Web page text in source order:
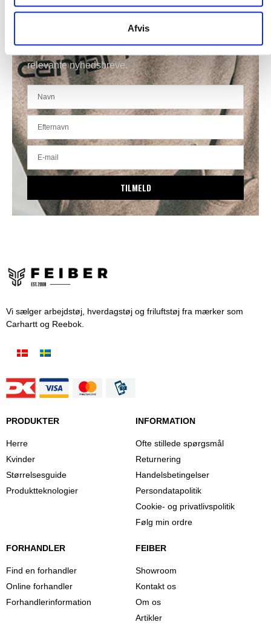
Afvis
Hold mig opdateret
relevante nyhedsbreve.
TILMELD
Vi sælger arbejdstøj, hverdagstøj og friluftstøj fra mærker som
Carhartt og Reebok.
PRODUKTER
Herre
Kvinder
Størrelsesguide
Produktteknologier
INFORMATION
Ofte stillede spørgsmål
Returnering
Handelsbetingelser
Persondatapolitik
Cookie- og privatlivspolitik
Følg min ordre
FORHANDLER
Find en forhandler
Online forhandler
Forhandlerinformation
FEIBER
Showroom
Kontakt os
Om os
Artikler